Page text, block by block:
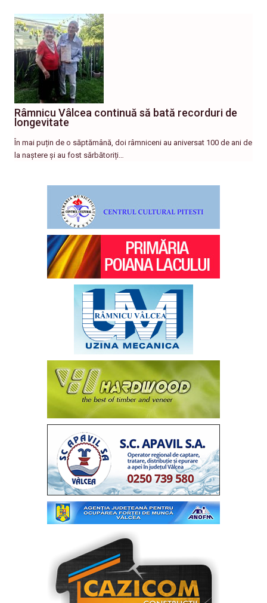
Râmnicu Vâlcea continuă să bată recorduri de
longevitate
În mai puțin de o săptămână, doi râmniceni au aniversat 100 de ani de
la naștere și au fost sărbătoriți…